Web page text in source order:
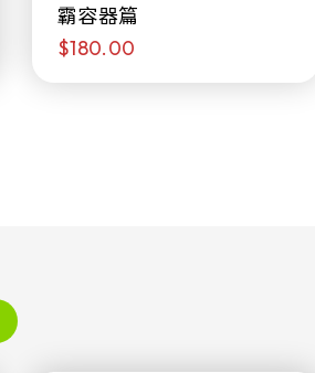
霸容器篇
$180.00